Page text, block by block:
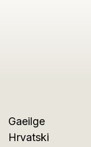
Gaeilge
Hrvatski